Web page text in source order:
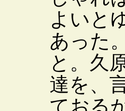
よいと
あった
と。久
達を、
ておる